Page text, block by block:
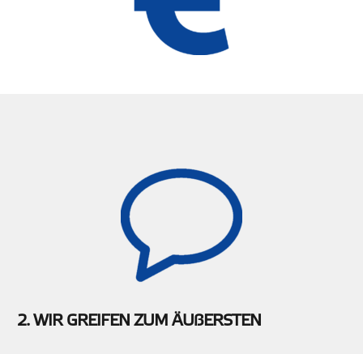
2. WIR GREIFEN ZUM ÄUßERSTEN